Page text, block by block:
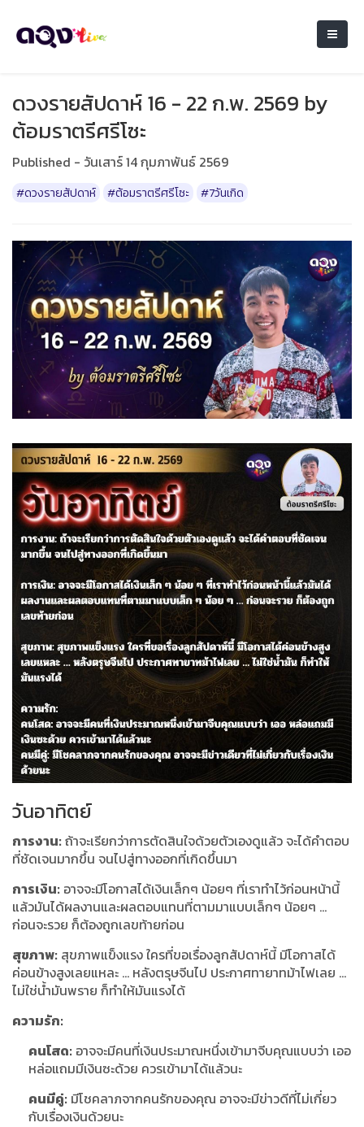
ดวงรายสัปดาห์ 16 - 22 ก.พ. 2569 by
ต้อมราตรีศรีโซะ
Published - วันเสาร์ 14 กุมภาพันธ์ 2569
#ดวงรายสัปดาห์ #ต้อมราตรีศรีโซะ #7วันเกิด
วันอาทิตย์
การงาน:ถ้าจะเรียกว่าการตัดสินใจด้วยตัวเองดูแล้ว จะได้คำตอบ
ที่ชัดเจนมากขึ้น จนไปสู่ทางออกที่เกิดขึ้นมา
การเงิน: อาจจะมีโอกาสได้เงินเล็กๆ น้อยๆ ที่เราทำไว้ก่อนหน้านี้
แล้วมันได้ผลงานและผลตอบแทนที่ตามมาแบบเล็กๆ น้อยๆ …
ก่อนจะรวย ก็ต้องถูกเลขท้ายก่อน
สุขภาพ: สุขภาพแข็งแรง ใครที่ขอเรื่องลูกสัปดาห์นี้ มีโอกาสได้
ค่อนข้างสูงเลยแหละ … หลังตรุษจีนไป ประกาศทายาทม้าไฟเลย …
ไม่ใช่น้ำมันพราย ก็ทำให้มันแรงได้
ความรัก:
คนโสด: อาจจะมีคนที่เงินประมาณหนึ่งเข้ามาจีบคุณแบบว่า เออ
หล่อแถมมีเงินซะด้วย ควรเข้ามาได้แล้วนะ
คนมีคู่: มีโชคลาภจากคนรักของคุณ อาจจะมีข่าวดีที่ไม่เกี่ยว
กับเรื่องเงินด้วยนะ